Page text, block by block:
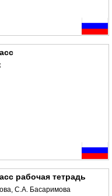
рабочая тетрадь
С.А. Басаримова